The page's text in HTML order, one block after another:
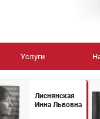
Услуги
Лиснянская
Инна Львовна